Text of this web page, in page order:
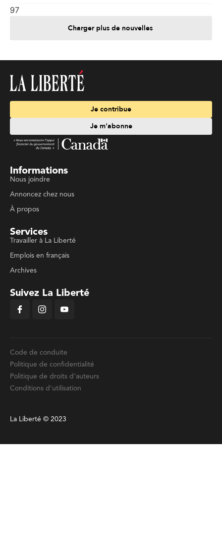
97
Charger plus de nouvelles
Je contribue
Je m'abonne
Informations
Nous joindre
Annoncez chez nous
À propos
Services
Travailler à La Liberté
Emplois en français
Archives
Suivez La Liberté
Code de conduite
Politique de confidentialité
Politique de droits d'auteurs
Conditions d'utilisation
La Liberté © 2023